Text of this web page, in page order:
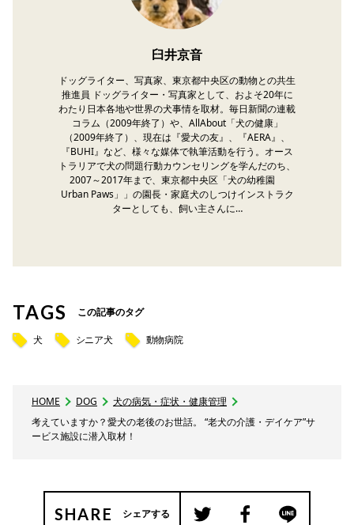
臼井京音
ドッグライター、写真家、東京都中央区の動物との共生
推進員 ドッグライター・写真家として、およそ20年に
わたり日本各地や世界の犬事情を取材。毎日新聞の連載
コラム（2009年終了）や、AllAbout「犬の健康」
（2009年終了）、現在は『愛犬の友』、『AERA』、
『BUHI』など、様々な媒体で執筆活動を行う。オース
トラリアで犬の問題行動カウンセリングを学んだのち、
2007～2017年まで、東京都中央区「犬の幼稚園
Urban Paws」」の園長・家庭犬のしつけインストラク
ターとしても、飼い主さんに…
TAGS この記事のタグ
犬 シニア犬 動物病院
HOME DOG
犬の病気・症状・健康管理
考えていますか？愛犬の老後のお世話。 “老犬の介護・デイケア”サ
ービス施設に潜入取材！
SHARE シェアする